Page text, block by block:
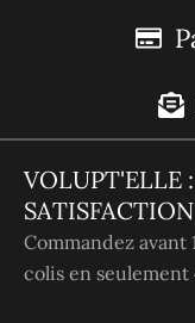
VOLUPT'ELLE
SATISFACTION
Commandez
colis en seulement